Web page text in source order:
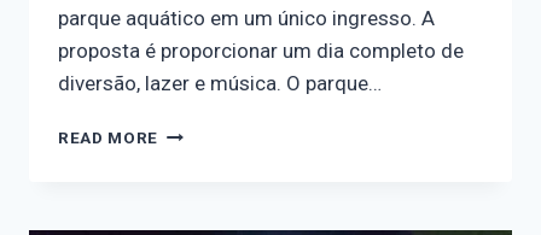
parque aquático em um único ingresso. A
proposta é proporcionar um dia completo de
diversão, lazer e música. O parque…
READ MORE